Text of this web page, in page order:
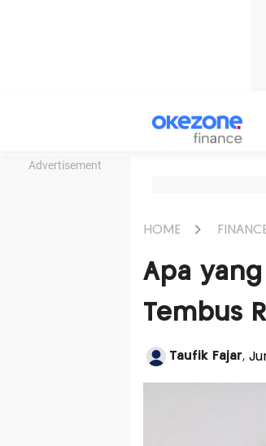
Advertisement
HOME
Apa
Tembus
Taufik Fajar,